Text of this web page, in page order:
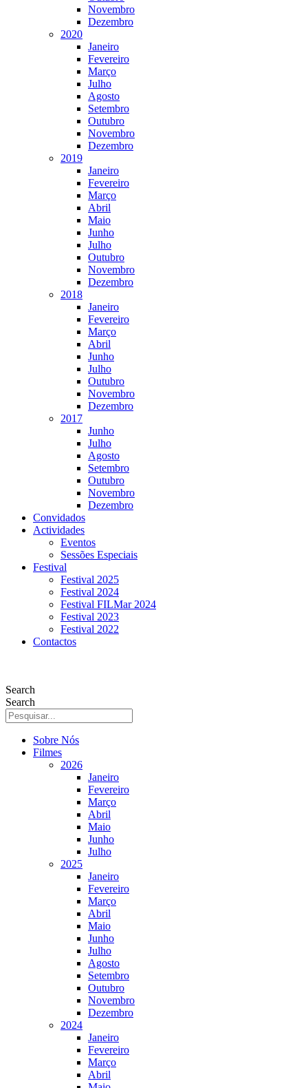
Novembro
Dezembro
2020
Janeiro
Fevereiro
Março
Julho
Agosto
Setembro
Outubro
Novembro
Dezembro
2019
Janeiro
Fevereiro
Março
Abril
Maio
Junho
Julho
Outubro
Novembro
Dezembro
2018
Janeiro
Fevereiro
Março
Abril
Junho
Julho
Outubro
Novembro
Dezembro
2017
Junho
Julho
Agosto
Setembro
Outubro
Novembro
Dezembro
Convidados
Actividades
Eventos
Sessões Especiais
Festival
Festival 2025
Festival 2024
Festival FILMar 2024
Festival 2023
Festival 2022
Contactos
Search
Search
Sobre Nós
Filmes
2026
Janeiro
Fevereiro
Março
Abril
Maio
Junho
Julho
2025
Janeiro
Fevereiro
Março
Abril
Maio
Junho
Julho
Agosto
Setembro
Outubro
Novembro
Dezembro
2024
Janeiro
Fevereiro
Março
Abril